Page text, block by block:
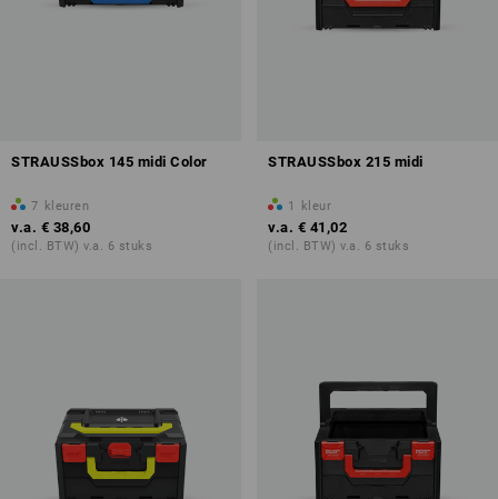
STRAUSSbox 145 midi Color
7 kleuren
v.a. € 38,60
(incl. BTW) v.a. 6 stuks
STRAUSSbox 215 midi
1 kleur
v.a. € 41,02
(incl. BTW) v.a. 6 stuks